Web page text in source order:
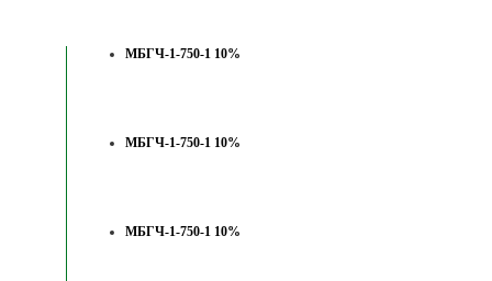
МБГЧ-1-750-1 10%
МБГЧ-1-750-1 10%
МБГЧ-1-750-1 10%